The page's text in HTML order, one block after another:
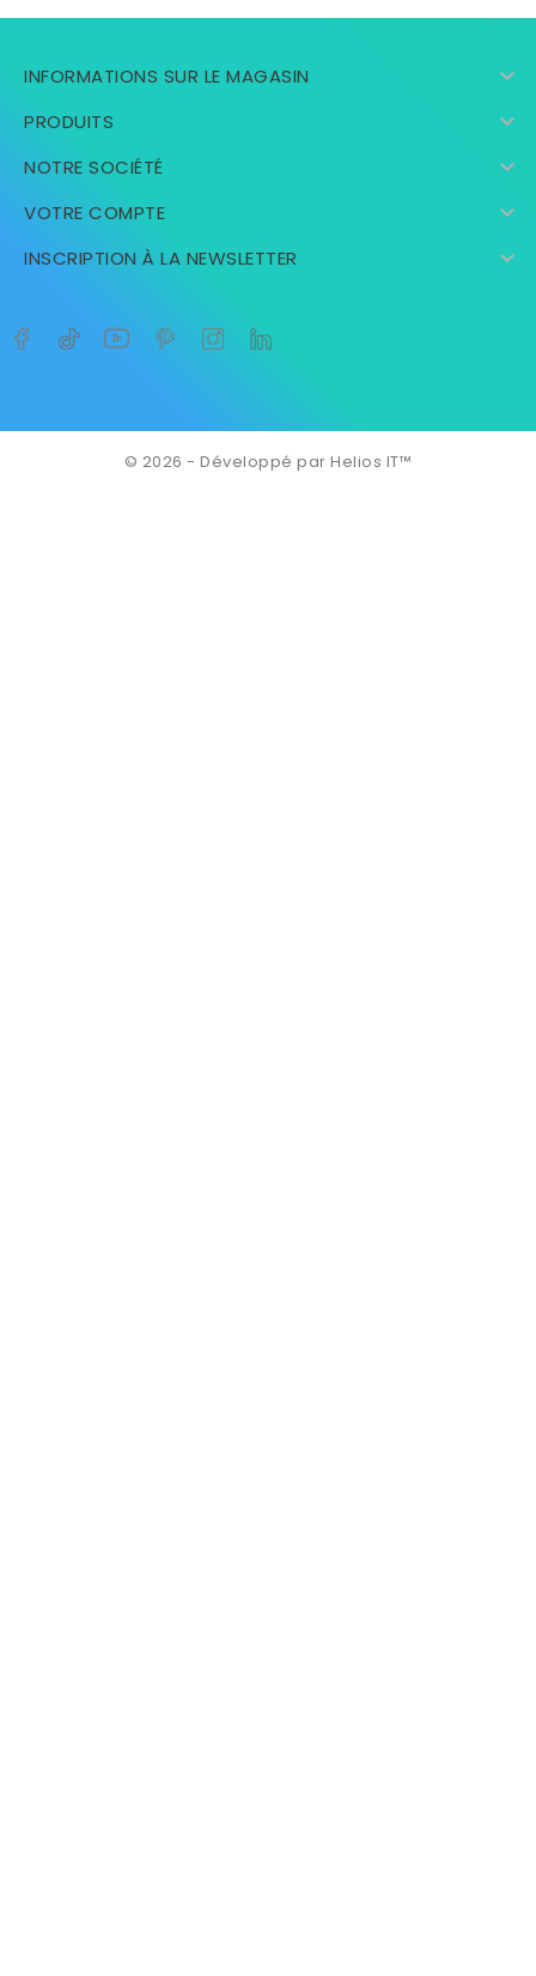
INFORMATIONS SUR LE MAGASIN 
PRODUITS 
NOTRE SOCIÉTÉ 
VOTRE COMPTE 
INSCRIPTION À LA NEWSLETTER 
© 2026 - Développé par Helios IT™